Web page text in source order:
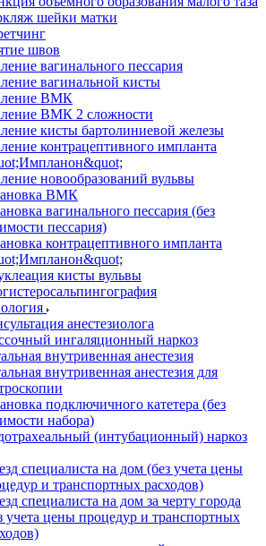
шейки матки
швов
вагинального пессария
вагинальной кисты
ВМК
ВМК 2 сложности
кисты бартолиниевой железы
контрацептивного импланта
новообразований вульвы
ВМК
вагинального пессария (без
пессария)
контрацептивного импланта
кисты вульвы
анестезиолога
ингаляционный наркоз
внутривенная анестезия
внутривенная анестезия для
подключичного катетера (без
набора)
(интубационный) наркоз
специалиста на дом (без учета цены
и транспортных расходов)
специалиста на дом за черту города
учета цены процедур и транспортных